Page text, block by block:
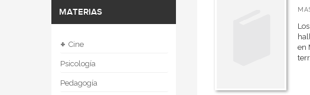
MATERIAS
+ Cine
Psicología
Pedagogía
en